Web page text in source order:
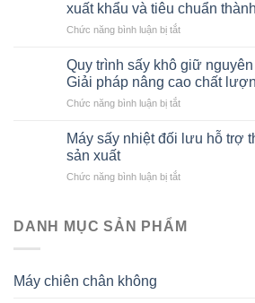
xuất khẩu và tiêu chuẩn
Chức năng bình luận bị tắtở
sấy
phù
hợp
với
chế
sản
và
Quy trình sấy khô giữ
Giải pháp nâng cao chất
Chức năng bình luận bị tắtở
trình
giữ
dinh
Máy sấy nhiệt đối lưu hỗ trợ
sản xuất
Chức năng bình luận bị tắtở
nhiệt
DANH MỤC SẢN PHẨM
Máy chiên chân không